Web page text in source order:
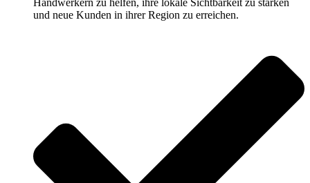
und neue Kunden in ihrer Region zu erreichen.